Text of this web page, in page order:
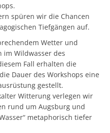
spüren wir die Chancen
Tiefgängen auf.
Wetter und
im Wildwasser des
Fall erhalten die
Dauer des Workshops eine
gestellt.
Witterung verlegen wir
rund um Augsburg und
metaphorisch tiefer